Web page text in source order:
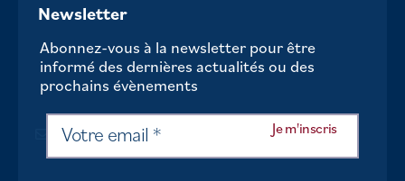
Newsletter
Abonnez-vous à la newsletter pour être
informé des dernières actualités ou des
prochains évènements